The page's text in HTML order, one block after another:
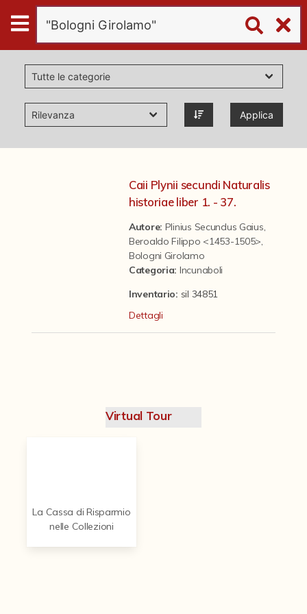
Digital
Humanities
Donazioni
Pubblicazioni
Il progetto Digital Humanities
Applica
Caii Plynii secundi Naturalis
historiae liber 1. - 37.
Autore: Plinius Secundus Gaius
Beroaldo Filippo <1453-1505>
Bologni Girolamo
Categoria: Incunaboli
Inventario: sil 34851
Dettagli
Virtual Tour
La Cassa di Risparmio
nelle Collezioni